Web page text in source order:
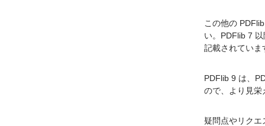
この他の
い。PDFlib 7
記載されていま
PDFlib 9 は、
ので、より見栄
疑問点やリク